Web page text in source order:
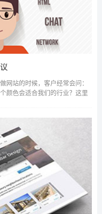
网站的时候，客户经常会问：
颜色会适合我们的行业？这里